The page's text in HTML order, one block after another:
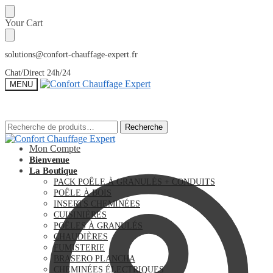
Sauter
à
la
navigation
Skip
to
content
Your Cart
solutions@confort-chauffage-expert.fr
Chat/Direct 24h/24
MENU
Recherche
pour :
Recherche
Mon Compte
Recherche
pour :
Recherche
Bienvenue
La Boutique
PACK POÊLE À GRANULÉS + CONDUITS
POÊLE À BOIS
INSERTS CHEMINÉES
CUISINIÈRES
POÊLES À GRANULÉS
CHAUDIÈRES
FUMISTERIE
BRASERO PLANCHA
CHEMINÉES ÉLECTRIQUES